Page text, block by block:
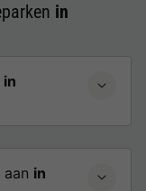
in
in
in